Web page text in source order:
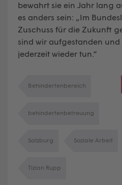
bewahrt sie ein Jahr lang
es anders sein: „Im
Zuschuss für die Zukunft
sind wir aufgestanden und
jederzeit wieder tun.“
Behindertenbereich
behindertenbetreuung
Salzburg Soziale Arbeit
Tizian Rupp